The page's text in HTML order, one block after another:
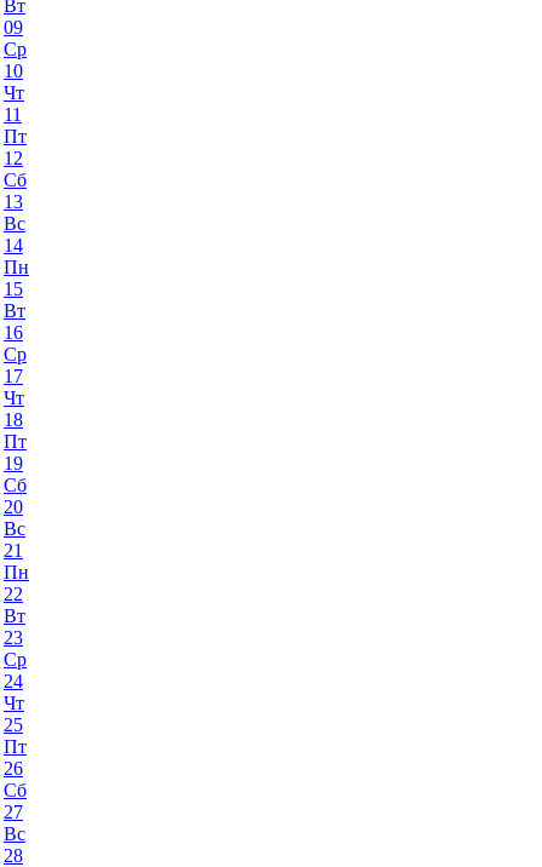
Вт
09
Ср
10
Чт
11
Пт
12
Сб
13
Вс
14
Пн
15
Вт
16
Ср
17
Чт
18
Пт
19
Сб
20
Вс
21
Пн
22
Вт
23
Ср
24
Чт
25
Пт
26
Сб
27
Вс
28